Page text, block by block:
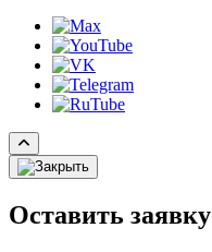
Оставить заявку